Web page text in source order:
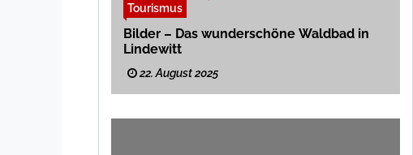
Tourismus
Bilder – Das wunderschöne Waldbad in
Lindewitt
22. August 2025